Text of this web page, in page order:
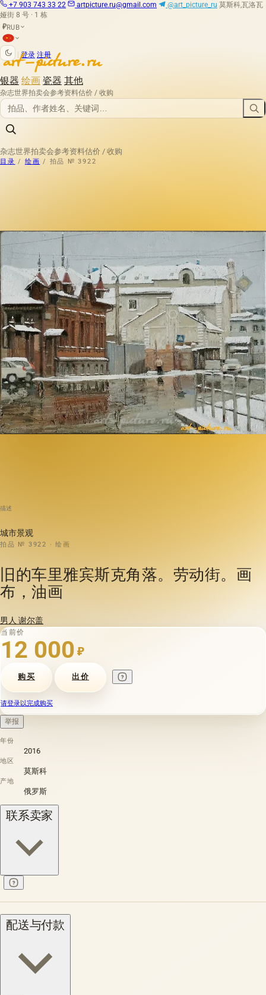
+7 903 743 33 22 artpicture.ru@gmail.com @art_picture_ru 莫斯科,瓦洛瓦
娅街 8 号 · 1 栋
₽RUB
登录 注册
银器 绘画 瓷器 其他
杂志世界拍卖会参考资料估价 / 收购
杂志世界拍卖会参考资料估价 / 收购
目录 / 绘画 / 拍品 № 3922
描述
城市景观
拍品 № 3922 · 绘画
旧的车里雅宾斯克角落。劳动街。画
布，油画
男人 谢尔盖
当前价
12 000 ₽
购买 出价
请登录以完成购买
举报
年份
2016
地区
莫斯科
产地
俄罗斯
联系卖家
配送与付款